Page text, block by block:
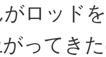
ロッド
ってき